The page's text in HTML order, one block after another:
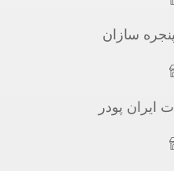
سازان
ایران پودر